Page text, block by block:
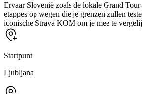
Ervaar Slovenië zoals de lokale Grand
etappes op wegen die je grenzen zullen
iconische Strava KOM om je mee te
Startpunt
Ljubljana